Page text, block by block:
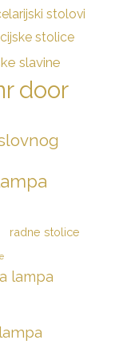
stolovi
stolice
slavine
door
radne stolice
lampa